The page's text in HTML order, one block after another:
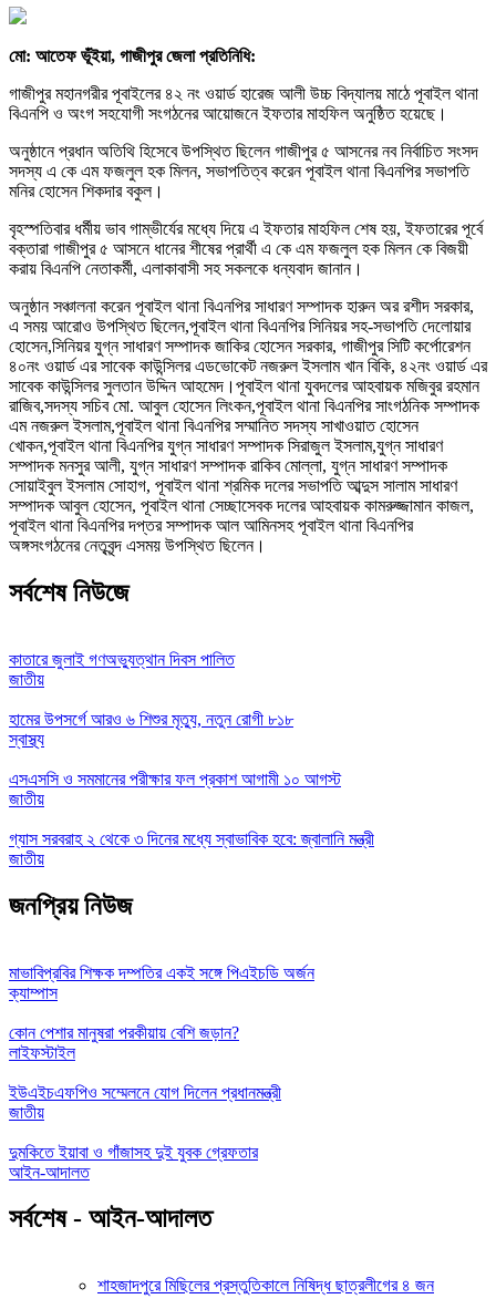
মো: আতেফ ভূঁইয়া, গাজীপুর জেলা প্রতিনিধি:
গাজীপুর মহানগরীর পূবাইলের ৪২ নং ওয়ার্ড হারেজ আলী উচ্চ বিদ্যালয় মাঠে পূবাইল থানা
বিএনপি ও অংগ সহযোগী সংগঠনের আয়োজনে ইফতার মাহফিল অনুষ্ঠিত হয়েছে।
অনুষ্ঠানে প্রধান অতিথি হিসেবে উপস্থিত ছিলেন গাজীপুর ৫ আসনের নব নির্বাচিত সংসদ
সদস্য এ কে এম ফজলুল হক মিলন, সভাপতিত্ব করেন পূবাইল থানা বিএনপির সভাপতি
মনির হোসেন শিকদার বকুল।
বৃহস্পতিবার ধর্মীয় ভাব গাম্ভীর্যের মধ্যে দিয়ে এ ইফতার মাহফিল শেষ হয়, ইফতারের পূর্বে
বক্তারা গাজীপুর ৫ আসনে ধানের শীষের প্রার্থী এ কে এম ফজলুল হক মিলন কে বিজয়ী
করায় বিএনপি নেতাকর্মী, এলাকাবাসী সহ সকলকে ধন্যবাদ জানান।
অনুষ্ঠান সঞ্চালনা করেন পূবাইল থানা বিএনপির সাধারণ সম্পাদক হারুন অর রশীদ সরকার,
এ সময় আরোও উপস্থিত ছিলেন,পূবাইল থানা বিএনপির সিনিয়র সহ-সভাপতি দেলোয়ার
হোসেন,সিনিয়র যুগ্ন সাধারণ সম্পাদক জাকির হোসেন সরকার, গাজীপুর সিটি কর্পোরেশন
৪০নং ওয়ার্ড এর সাবেক কাউন্সিলর এডভোকেট নজরুল ইসলাম খান বিকি, ৪২নং ওয়ার্ড এর
সাবেক কাউন্সিলর সুলতান উদ্দিন আহমেদ।পূবাইল থানা যুবদলের আহবায়ক মজিবুর রহমান
রাজিব,সদস্য সচিব মো. আবুল হোসেন লিংকন,পূবাইল থানা বিএনপির সাংগঠনিক সম্পাদক
এম নজরুল ইসলাম,পূবাইল থানা বিএনপির সম্মানিত সদস্য সাখাওয়াত হোসেন
খোকন,পূবাইল থানা বিএনপির যুগ্ন সাধারণ সম্পাদক সিরাজুল ইসলাম,যুগ্ন সাধারণ
সম্পাদক মনসুর আলী, যুগ্ন সাধারণ সম্পাদক রাকিব মোল্লা, যুগ্ন সাধারণ সম্পাদক
সোয়াইবুল ইসলাম সোহাগ, পূবাইল থানা শ্রমিক দলের সভাপতি আব্দুস সালাম সাধারণ
সম্পাদক আবুল হোসেন, পূবাইল থানা সেচ্ছাসেবক দলের আহবায়ক কামরুজ্জামান কাজল,
পূবাইল থানা বিএনপির দপ্তর সম্পাদক আল আমিনসহ পূবাইল থানা বিএনপির
অঙ্গসংগঠনের নেতৃবৃন্দ এসময় উপস্থিত ছিলেন।
সর্বশেষ নিউজে
কাতারে জুলাই গণঅভ্যুত্থান দিবস পালিত
জাতীয়
হামের উপসর্গে আরও ৬ শিশুর মৃত্যু, নতুন রোগী ৮১৮
স্বাস্থ্য
এসএসসি ও সমমানের পরীক্ষার ফল প্রকাশ আগামী ১০ আগস্ট
জাতীয়
গ্যাস সরবরাহ ২ থেকে ৩ দিনের মধ্যে স্বাভাবিক হবে: জ্বালানি মন্ত্রী
জাতীয়
জনপ্রিয় নিউজ
মাভাবিপ্রবির শিক্ষক দম্পতির একই সঙ্গে পিএইচডি অর্জন
ক্যাম্পাস
কোন পেশার মানুষরা পরকীয়ায় বেশি জড়ান?
লাইফস্টাইল
ইউএইচএফপিও সম্মেলনে যোগ দিলেন প্রধানমন্ত্রী
জাতীয়
দুমকিতে ইয়াবা ও গাঁজাসহ দুই যুবক গ্রেফতার
আইন-আদালত
সর্বশেষ - আইন-আদালত
শাহজাদপুরে মিছিলের প্রস্তুতিকালে নিষিদ্ধ ছাত্রলীগের ৪ জন